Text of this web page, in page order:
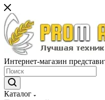
Интернет-магазин
Каталог